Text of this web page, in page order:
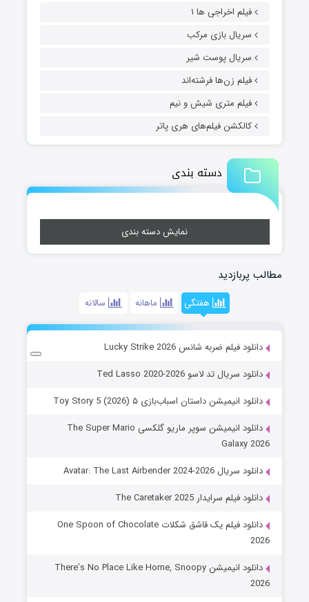
فیلم اخراجی ها ۱
سریال بازی مرکب
سریال پوست شیر
فیلم زن‌ها فرشته‌اند
فیلم متری شیش و نیم
کالکشن فیلم‌های هری پاتر
دسته بندی
نمایش دسته بندی
مطالب پربازدید
هفتگی ماهانه سالانه
دانلود فیلم ضربه شانس Lucky Strike 2026
دانلود سریال تد لاسو Ted Lasso 2020-2026
دانلود انیمیشن داستان اسباب‌بازی ۵ Toy Story 5 (2026)
دانلود انیمیشن سوپر ماریو گلکسی The Super Mario
Galaxy 2026
دانلود سریال Avatar: The Last Airbender 2024-2026
دانلود فیلم سرایدار The Caretaker 2025
دانلود فیلم یک قاشق شکلات One Spoon of Chocolate
2026
دانلود انیمیشن There’s No Place Like Home, Snoopy
2026